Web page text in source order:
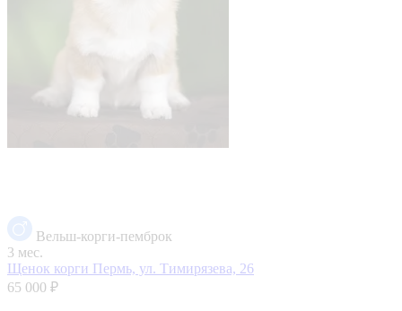
Вельш-корги-пемброк
3 мес.
Щенок корги Пермь, ул. Тимирязева, 26
65 000 ₽